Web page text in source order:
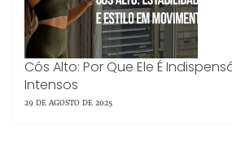
Cós Alto: Por Que Ele É
Intensos
29 DE AGOSTO DE 2025